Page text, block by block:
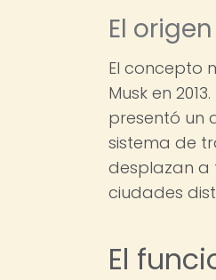
El
El concepto
Musk en
presentó un
sistema de
desplazan a
ciudades
El